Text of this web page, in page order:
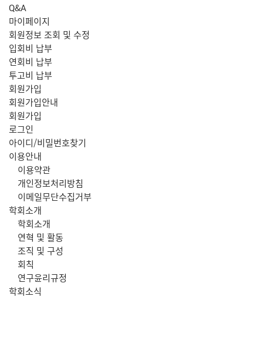
Q&A
마이페이지
회원정보 조회 및 수정
입회비 납부
연회비 납부
투고비 납부
회원가입
회원가입안내
회원가입
로그인
아이디/비밀번호찾기
주
뉴
이용안내
이용약관
개인정보처리방침
이메일무단수집거부
학회소개
학회소개
연혁 및 활동
조직 및 구성
회칙
연구윤리규정
학회소식